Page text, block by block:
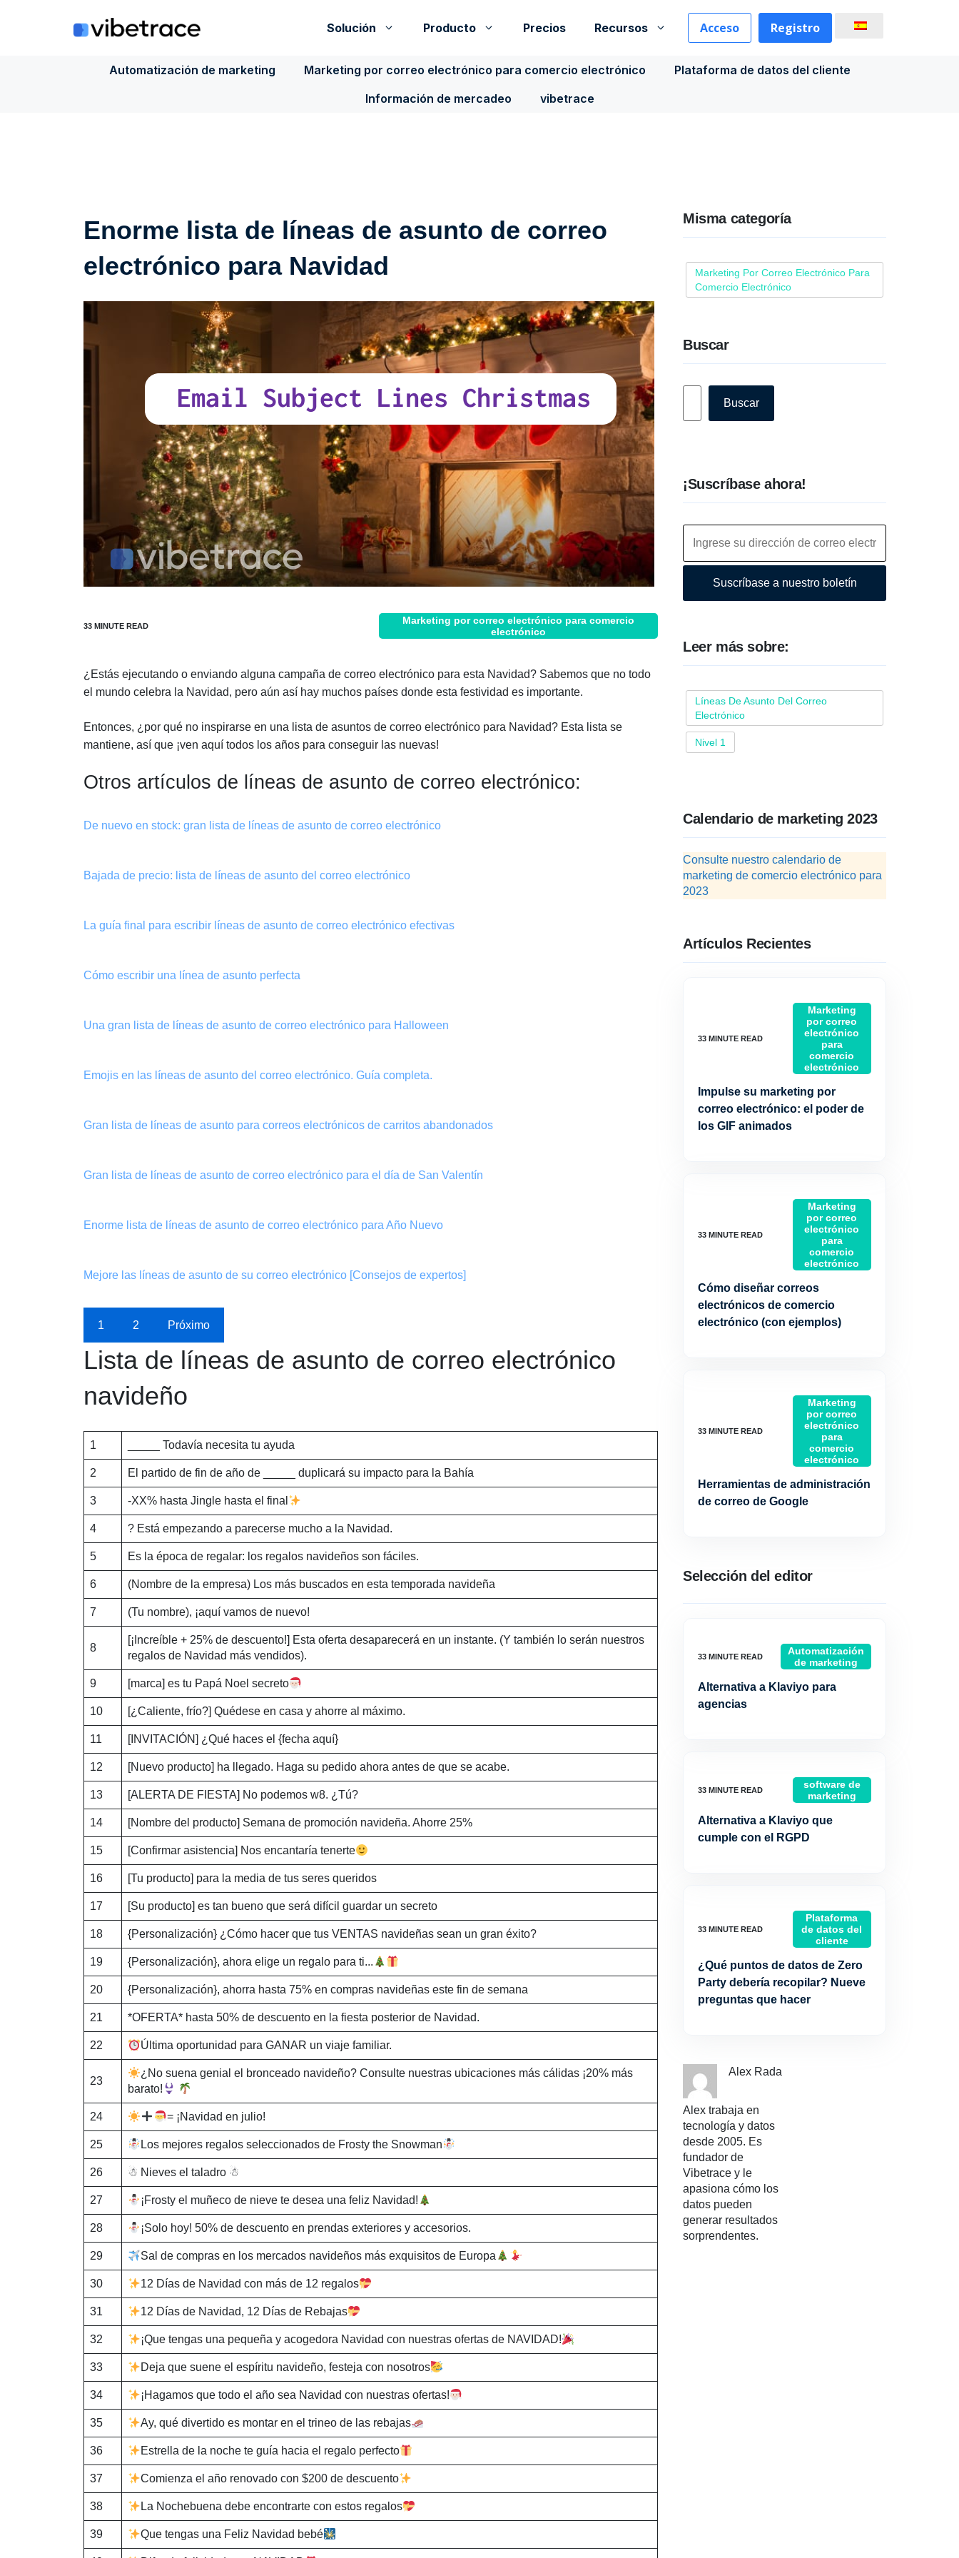
Solución Producto Precios Recursos Acceso Registro
Automatización de marketing Marketing por correo electrónico para comercio electrónico
Plataforma de datos del cliente
Información de mercadeo
vibetrace
Enorme lista de líneas de asunto de correo
electrónico para Navidad
Marketing por correo electrónico para comercio
electrónico
¿Estás ejecutando o enviando alguna campaña de correo electrónico para esta Navidad? Sabemos que no todo
el mundo celebra la Navidad, pero aún así hay muchos países donde esta festividad es importante.
Entonces, ¿por qué no inspirarse en una lista de asuntos de correo electrónico para Navidad? Esta lista se
mantiene, así que ¡ven aquí todos los años para conseguir las nuevas!
Otros artículos de líneas de asunto de correo electrónico:
De nuevo en stock: gran lista de líneas de asunto de correo electrónico
Bajada de precio: lista de líneas de asunto del correo electrónico
La guía final para escribir líneas de asunto de correo electrónico efectivas
Cómo escribir una línea de asunto perfecta
Una gran lista de líneas de asunto de correo electrónico para Halloween
Emojis en las líneas de asunto del correo electrónico. Guía completa.
Gran lista de líneas de asunto para correos electrónicos de carritos abandonados
Gran lista de líneas de asunto de correo electrónico para el día de San Valentín
Enorme lista de líneas de asunto de correo electrónico para Año Nuevo
Mejore las líneas de asunto de su correo electrónico [Consejos de expertos]
1 2 Próximo
Lista de líneas de asunto de correo electrónico
navideño
1 _____ Todavía necesita tu ayuda
2 El partido de fin de año de _____ duplicará su impacto para la Bahía
3 -XX% hasta Jingle hasta el final
4 ? Está empezando a parecerse mucho a la Navidad.
5 Es la época de regalar: los regalos navideños son fáciles.
6 (Nombre de la empresa) Los más buscados en esta temporada navideña
7 (Tu nombre), ¡aquí vamos de nuevo!
8
[¡Increíble + 25% de descuento!] Esta oferta desaparecerá en un instante. (Y también lo serán nuestros
regalos de Navidad más vendidos).
9 [marca] es tu Papá Noel secreto
10 [¿Caliente, frío?] Quédese en casa y ahorre al máximo.
11 [INVITACIÓN] ¿Qué haces el {fecha aquí}
12 [Nuevo producto] ha llegado. Haga su pedido ahora antes de que se acabe.
13 [ALERTA DE FIESTA] No podemos w8. ¿Tú?
14 [Nombre del producto] Semana de promoción navideña. Ahorre 25%
15 [Confirmar asistencia] Nos encantaría tenerte
16 [Tu producto] para la media de tus seres queridos
17 [Su producto] es tan bueno que será difícil guardar un secreto
18 {Personalización} ¿Cómo hacer que tus VENTAS navideñas sean un gran éxito?
19 {Personalización}, ahora elige un regalo para ti...
20 {Personalización}, ahorra hasta 75% en compras navideñas este fin de semana
21 *OFERTA* hasta 50% de descuento en la fiesta posterior de Navidad.
22 Última oportunidad para GANAR un viaje familiar.
23
¿No suena genial el bronceado navideño? Consulte nuestras ubicaciones más cálidas ¡20% más
barato!
24 = ¡Navidad en julio!
25 Los mejores regalos seleccionados de Frosty the Snowman
26 ☃ Nieves el taladro ☃
27 ¡Frosty el muñeco de nieve te desea una feliz Navidad!
28 ¡Solo hoy! 50% de descuento en prendas exteriores y accesorios.
29 Sal de compras en los mercados navideños más exquisitos de Europa
30 12 Días de Navidad con más de 12 regalos
31 12 Días de Navidad, 12 Días de Rebajas
32 ¡Que tengas una pequeña y acogedora Navidad con nuestras ofertas de NAVIDAD!
33 Deja que suene el espíritu navideño, festeja con nosotros
34 ¡Hagamos que todo el año sea Navidad con nuestras ofertas!
35 Ay, qué divertido es montar en el trineo de las rebajas
36 Estrella de la noche te guía hacia el regalo perfecto
37 Comienza el año renovado con $200 de descuento
38 La Nochebuena debe encontrarte con estos regalos
39 Que tengas una Feliz Navidad bebé
Misma categoría
Marketing Por Correo Electrónico Para
Comercio Electrónico
Buscar
Buscar
¡Suscríbase ahora!
Suscríbase a nuestro boletín
Leer más sobre:
Líneas De Asunto Del Correo
Electrónico
Nivel 1
Calendario de marketing 2023
Consulte nuestro calendario de
marketing de comercio electrónico para
2023
Artículos Recientes
Marketing
por correo
electrónico
para
comercio
electrónico
Impulse su marketing por
correo electrónico: el poder de
los GIF animados
Marketing
por correo
electrónico
para
comercio
electrónico
Cómo diseñar correos
electrónicos de comercio
electrónico (con ejemplos)
Marketing
por correo
electrónico
para
comercio
electrónico
Herramientas de administración
de correo de Google
Selección del editor
Automatización
de marketing
Alternativa a Klaviyo para
agencias
software de
marketing
Alternativa a Klaviyo que
cumple con el RGPD
Plataforma
de datos del
cliente
¿Qué puntos de datos de Zero
Party debería recopilar? Nueve
preguntas que hacer
Alex Rada
Alex trabaja en
tecnología y datos
desde 2005. Es
fundador de
Vibetrace y le
apasiona cómo los
datos pueden
generar resultados
sorprendentes.